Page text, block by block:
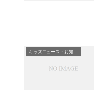
キッズニュース・お知らせ